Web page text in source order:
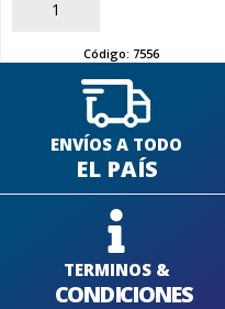
AÑADIR
Código: 7556
ENVÍOS A TODO
EL PAÍS
TERMINOS &
CONDICIONES